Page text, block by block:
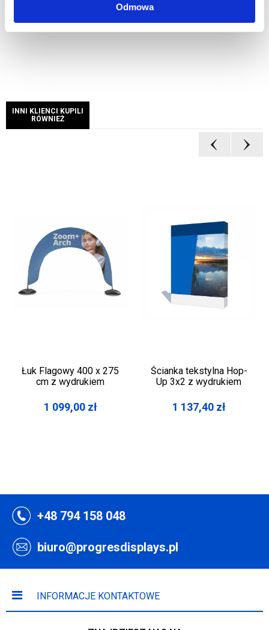
Odmowa
INNI KLIENCI KUPILI
RÓWNIEŻ
Łuk Flagowy 400 x 275
cm z wydrukiem
1 099,00 zł
Ścianka tekstylna Hop-
Up 3x2 z wydrukiem
1 137,40 zł
+48 794 158 048
biuro@progresdisplays.pl
INFORMACJE KONTAKTOWE